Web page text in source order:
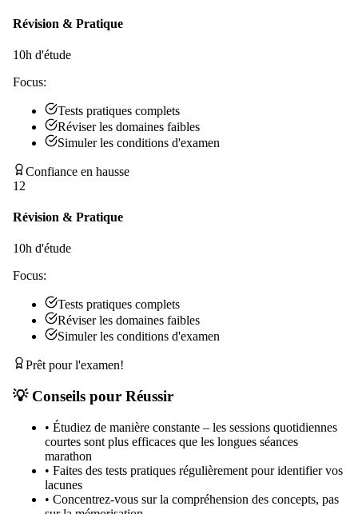
Révision & Pratique
10h d'étude
Focus:
Tests pratiques complets
Réviser les domaines faibles
Simuler les conditions d'examen
Confiance en hausse
12
Révision & Pratique
10h d'étude
Focus:
Tests pratiques complets
Réviser les domaines faibles
Simuler les conditions d'examen
Prêt pour l'examen!
💡 Conseils pour Réussir
• Étudiez de manière constante – les sessions quotidiennes
courtes sont plus efficaces que les longues séances
marathon
• Faites des tests pratiques régulièrement pour identifier vos
lacunes
• Concentrez-vous sur la compréhension des concepts, pas